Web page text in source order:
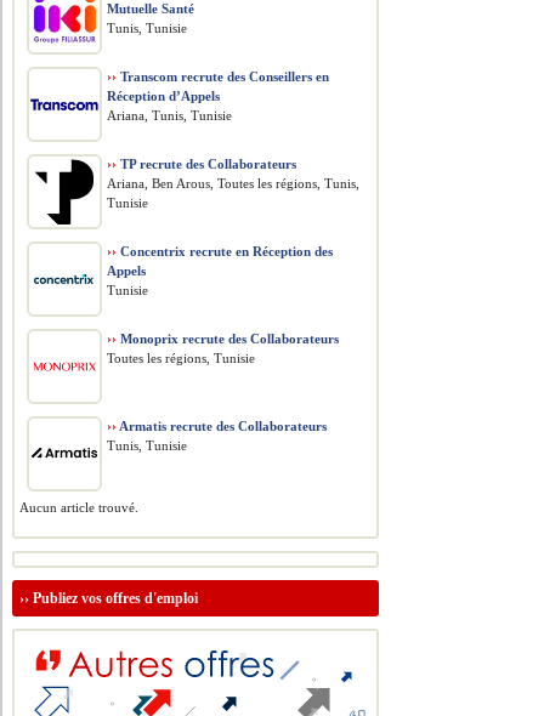
Mutuelle Santé
Tunis, Tunisie
›› Transcom recrute des Conseillers en
Réception d’Appels
Ariana, Tunis, Tunisie
›› TP recrute des Collaborateurs
Ariana, Ben Arous, Toutes les régions, Tunis,
Tunisie
›› Concentrix recrute en Réception des
Appels
Tunisie
›› Monoprix recrute des Collaborateurs
Toutes les régions, Tunisie
›› Armatis recrute des Collaborateurs
Tunis, Tunisie
Aucun article trouvé.
››Publiez vos offres d'emploi